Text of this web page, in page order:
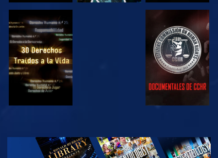
VE VE
VE
EXPLORA LAS
SERIES